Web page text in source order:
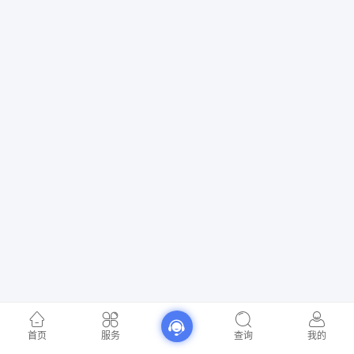
首页 服务 查询 我的